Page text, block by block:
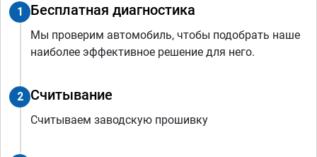
1 Бесплатная диагностика
Мы проверим автомобиль, чтобы подобрать наше
наиболее эффективное решение для него.
2 Считывание
Считываем заводскую прошивку